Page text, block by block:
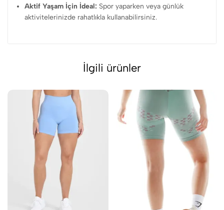
Aktif Yaşam İçin İdeal: Spor yaparken veya günlük
aktivitelerinizde rahatlıkla kullanabilirsiniz.
İlgili ürünler